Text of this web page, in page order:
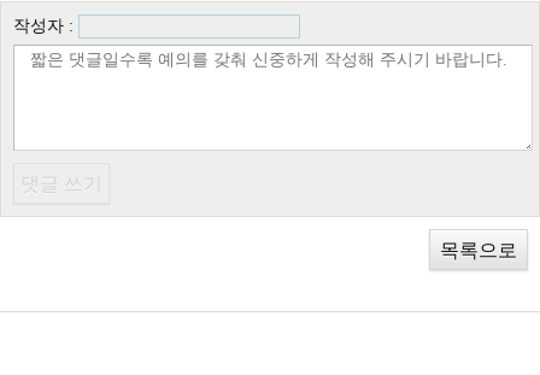
작성자 :
목록으로